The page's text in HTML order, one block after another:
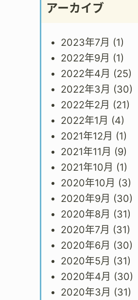
アーカイブ
2023年7月 (1)
2022年9月 (1)
2022年4月 (25)
2022年3月 (30)
2022年2月 (21)
2022年1月 (4)
2021年12月 (1)
2021年11月 (9)
2021年10月 (1)
2020年10月 (3)
2020年9月 (30)
2020年8月 (31)
2020年7月 (31)
2020年6月 (30)
2020年5月 (31)
2020年4月 (30)
2020年3月 (31)